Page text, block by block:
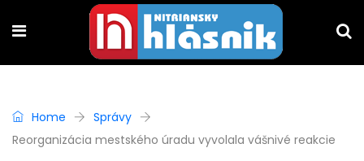
Home
Správy
Reorganizácia mestského úradu vyvolala vášnivé reakcie